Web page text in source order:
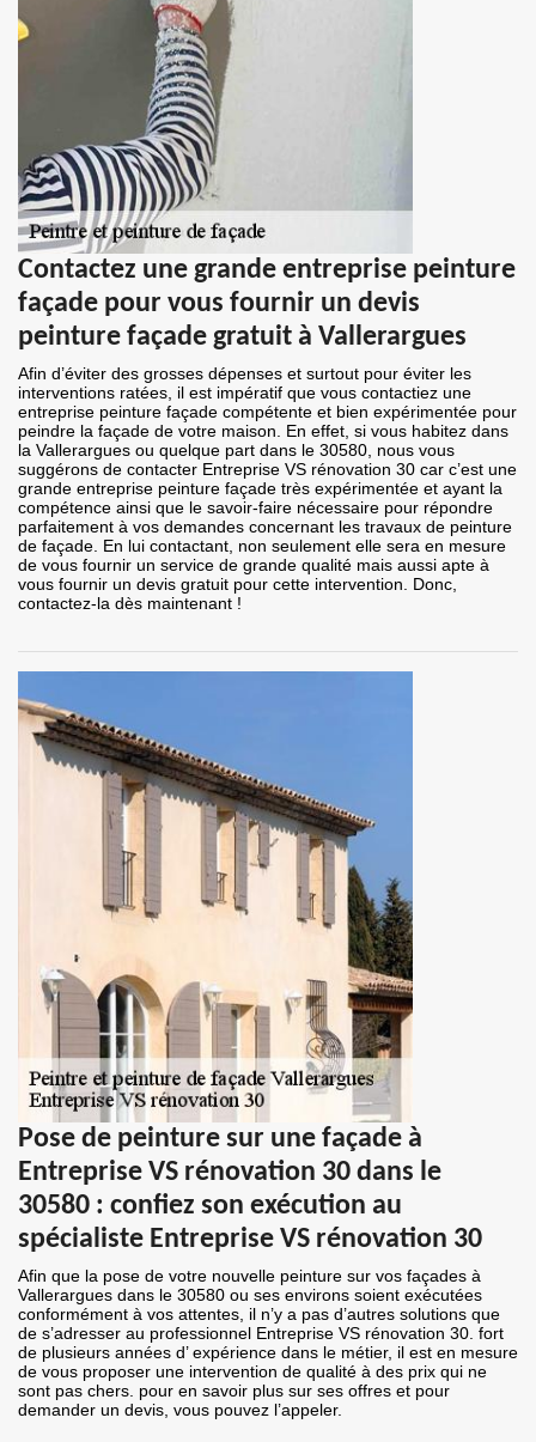
Contactez une grande entreprise peinture
façade pour vous fournir un devis
peinture façade gratuit à Vallerargues
Afin d’éviter des grosses dépenses et surtout pour éviter les
interventions ratées, il est impératif que vous contactiez une
entreprise peinture façade compétente et bien expérimentée pour
peindre la façade de votre maison. En effet, si vous habitez dans
la Vallerargues ou quelque part dans le 30580, nous vous
suggérons de contacter Entreprise VS rénovation 30 car c’est une
grande entreprise peinture façade très expérimentée et ayant la
compétence ainsi que le savoir-faire nécessaire pour répondre
parfaitement à vos demandes concernant les travaux de peinture
de façade. En lui contactant, non seulement elle sera en mesure
de vous fournir un service de grande qualité mais aussi apte à
vous fournir un devis gratuit pour cette intervention. Donc,
contactez-la dès maintenant !
Pose de peinture sur une façade à
Entreprise VS rénovation 30 dans le
30580 : confiez son exécution au
spécialiste Entreprise VS rénovation 30
Afin que la pose de votre nouvelle peinture sur vos façades à
Vallerargues dans le 30580 ou ses environs soient exécutées
conformément à vos attentes, il n’y a pas d’autres solutions que
de s’adresser au professionnel Entreprise VS rénovation 30. fort
de plusieurs années d’ expérience dans le métier, il est en mesure
de vous proposer une intervention de qualité à des prix qui ne
sont pas chers. pour en savoir plus sur ses offres et pour
demander un devis, vous pouvez l’appeler.